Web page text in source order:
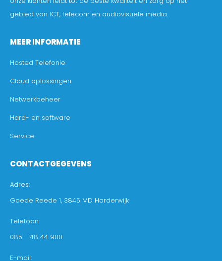
gebied van ICT, telecom en audiovisuele media.
MEER INFORMATIE
Hosted Telefonie
Cloud oplossingen
Netwerkbeheer
Hard- en software
Service
CONTACTGEGEVENS
Adres:
Goede Reede 1, 3845 MD Harderwijk
Telefoon:
085 - 48 44 900
E-mail: